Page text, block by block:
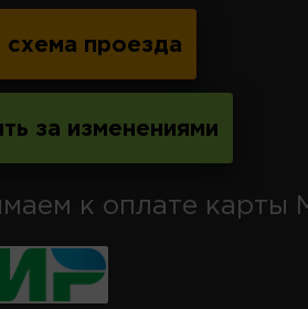
схема проезда
за изменениями
к оплате карты